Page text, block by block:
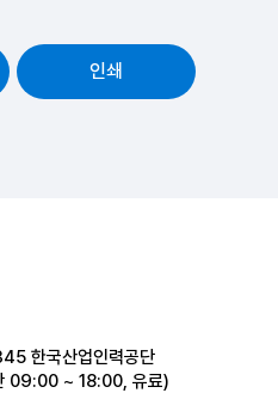
인쇄
한국산업인력공단
09:00 ~ 18:00, 유료)